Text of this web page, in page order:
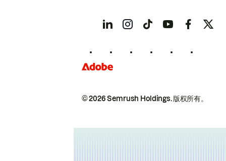
© 2026 Semrush Holdings.版权所有。